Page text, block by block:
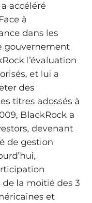
accéléré
à
dans les
gouvernement
l’évaluation
et lui a
des
titres adossés à
BlackRock a
devenant
de gestion
de la moitié des 3
et